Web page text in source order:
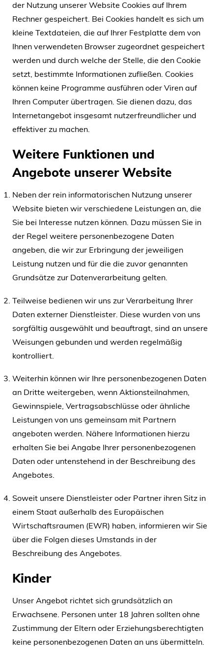
der Nutzung unserer Website Cookies auf Ihrem
Rechner gespeichert. Bei Cookies handelt es sich um
kleine Textdateien, die auf Ihrer Festplatte dem von
Ihnen verwendeten Browser zugeordnet gespeichert
werden und durch welche der Stelle, die den Cookie
setzt, bestimmte Informationen zufließen. Cookies
können keine Programme ausführen oder Viren auf
Ihren Computer übertragen. Sie dienen dazu, das
Internetangebot insgesamt nutzerfreundlicher und
effektiver zu machen.
Weitere Funktionen und
Angebote unserer Website
Neben der rein informatorischen Nutzung unserer
Website bieten wir verschiedene Leistungen an, die
Sie bei Interesse nutzen können. Dazu müssen Sie in
der Regel weitere personenbezogene Daten
angeben, die wir zur Erbringung der jeweiligen
Leistung nutzen und für die die zuvor genannten
Grundsätze zur Datenverarbeitung gelten.
Teilweise bedienen wir uns zur Verarbeitung Ihrer
Daten externer Dienstleister. Diese wurden von uns
sorgfältig ausgewählt und beauftragt, sind an unsere
Weisungen gebunden und werden regelmäßig
kontrolliert.
Weiterhin können wir Ihre personenbezogenen Daten
an Dritte weitergeben, wenn Aktionsteilnahmen,
Gewinnspiele, Vertragsabschlüsse oder ähnliche
Leistungen von uns gemeinsam mit Partnern
angeboten werden. Nähere Informationen hierzu
erhalten Sie bei Angabe Ihrer personenbezogenen
Daten oder untenstehend in der Beschreibung des
Angebotes.
Soweit unsere Dienstleister oder Partner ihren Sitz in
einem Staat außerhalb des Europäischen
Wirtschaftsraumen (EWR) haben, informieren wir Sie
über die Folgen dieses Umstands in der
Beschreibung des Angebotes.
Kinder
Unser Angebot richtet sich grundsätzlich an
Erwachsene. Personen unter 18 Jahren sollten ohne
Zustimmung der Eltern oder Erziehungsberechtigten
keine personenbezogenen Daten an uns übermitteln.